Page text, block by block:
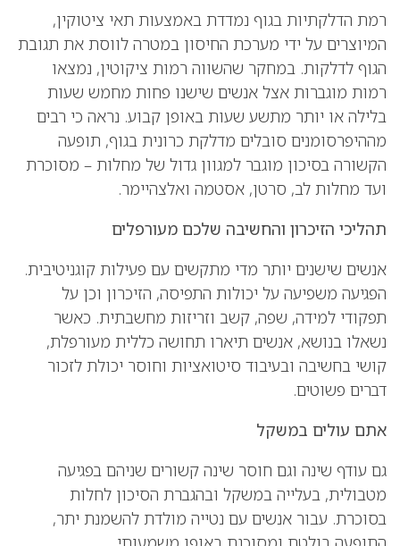
רמת הדלקתיות בגוף נמדדת באמצעות תאי ציטוקין,
המיוצרים על ידי מערכת החיסון במטרה לווסת את תגובת
הגוף לדלקות. במחקר שהשווה רמות ציקוטין, נמצאו
רמות מוגברות אצל אנשים שישנו פחות מחמש שעות
בלילה או יותר מתשע שעות באופן קבוע. נראה כי רבים
מההיפרסומנים סובלים מדלקת כרונית בגוף, תופעה
הקשורה בסיכון מוגבר למגוון גדול של מחלות – מסוכרת
ועד מחלות לב, סרטן, אסטמה ואלצהיימר.
תהליכי הזיכרון והחשיבה שלכם מעורפלים
אנשים שישנים יותר מדי מתקשים עם פעילות קוגניטיבית.
הפגיעה משפיעה על יכולות התפיסה, הזיכרון וכן על
תפקודי למידה, שפה, קשב וזריזות מחשבתית. כאשר
נשאלו בנושא, אנשים תיארו תחושה כללית מעורפלת,
קושי בחשיבה ובעיבוד סיטואציות וחוסר יכולת לזכור
דברים פשוטים.
אתם עולים במשקל
גם עודף שינה וגם חוסר שינה קשורים שניהם בפגיעה
מטבולית, בעלייה במשקל ובהגברת הסיכון לחלות
בסוכרת. עבור אנשים עם נטייה מולדת להשמנת יתר,